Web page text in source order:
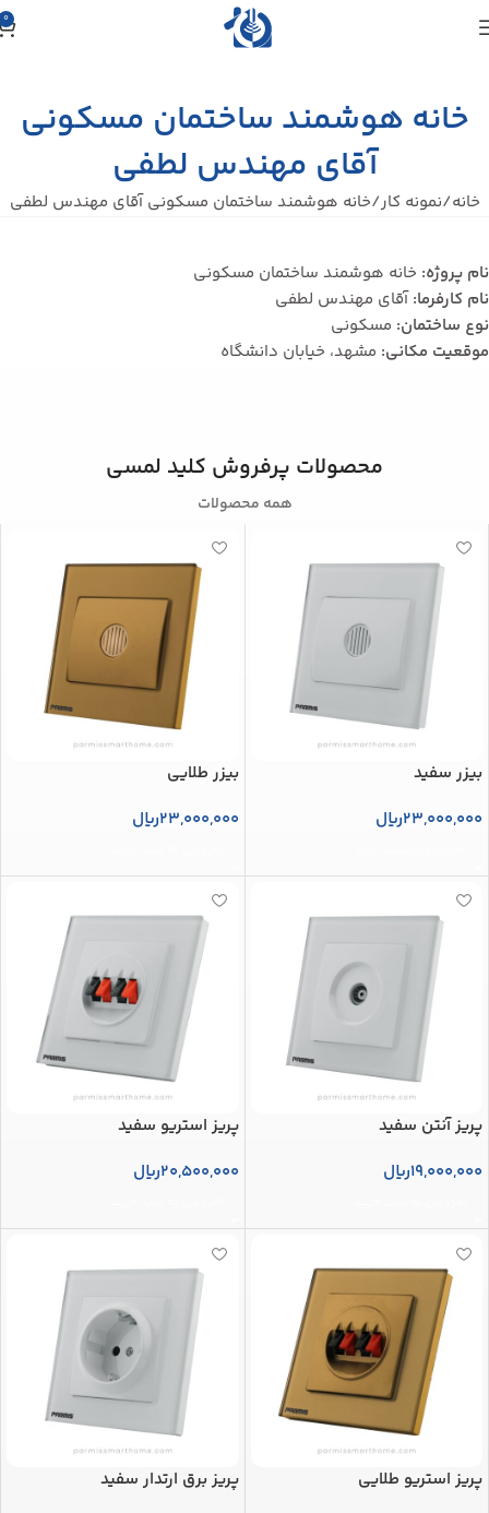
0
خانه هوشمند ساختمان مسکونی
آقای مهندس لطفی
خانه نمونه کار خانه هوشمند ساختمان مسکونی آقای مهندس لطفی
نام پروژه: خانه هوشمند ساختمان مسکونی
نام کارفرما:آقای مهندس لطفی
نوع ساختمان: مسکونی
موقعیت مکانی: مشهد، خیابان دانشگاه
محصولات پرفروش کلید لمسی
همه محصولات
بیزر سفید
23,000,000ریال
بیزر طلایی
23,000,000ریال
پریز آنتن سفید
19,000,000ریال
پریز استریو سفید
20,500,000ریال
پریز استریو طلایی
پریز برق ارتدار سفید